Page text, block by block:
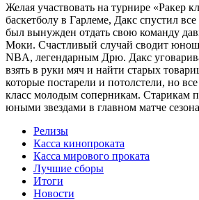
Желая участвовать на турнире «Ракер
баскетболу в Гарлеме, Дакс спустил
был вынужден отдать свою команду
Моки. Счастливый случай сводит
NBA, легендарным Дрю. Дакс
взять в руки мяч и найти старых
которые постарели и потолстели, но
класс молодым соперникам. Старикам
юными звездами в главном матче
Релизы
Касса кинопроката
Касса мирового проката
Лучшие сборы
Итоги
Новости